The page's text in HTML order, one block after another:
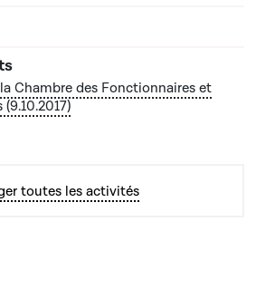
Chambre des Fonctionnaires et
toutes les activités